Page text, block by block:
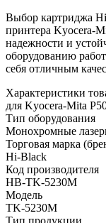
Выбор картриджа
принтера Kyocera-
надежности и
оборудованию
себя отличным
Характеристики
для Kyocera-Mita
Тип оборудования
Монохромные
Торговая марка
Hi-Black
Код производителя
HB-TK-5230M
Модель
TK-5230M
Тип продукции